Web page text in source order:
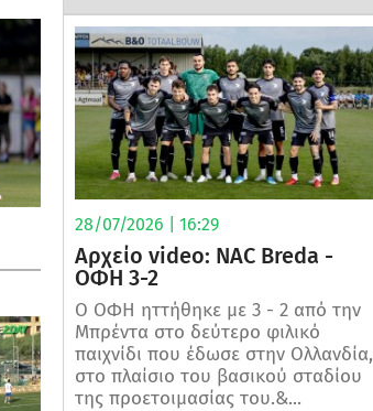
28/07/2026 | 16:29
Αρχείο video: NAC Breda -
ΟΦΗ 3-2
Ο ΟΦΗ ηττήθηκε με 3 - 2 από την
Μπρέντα στο δεύτερο φιλικό
παιχνίδι που έδωσε στην Ολλανδία,
στο πλαίσιο του βασικού σταδίου
της προετοιμασίας του.&...